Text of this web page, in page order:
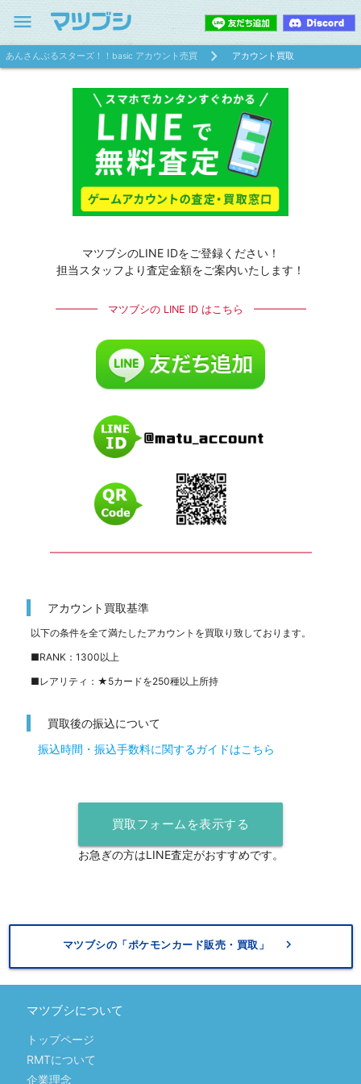
menu
あんさんぶるスターズ！！basic アカウント売買 アカウント買取
マツブシのLINE IDをご登録ください！
担当スタッフより査定金額をご案内いたします！
━━━━ マツブシの LINE ID はこちら ━━━━━
━━━━━━━━━━━━━━━━━━━━━━━━━
アカウント買取基準
以下の条件を全て満たしたアカウントを買取り致しております。
■RANK：1300以上
■レアリティ：★5カードを250種以上所持
買取後の振込について
振込時間・振込手数料に関するガイドはこちら
買取フォームを表示する
お急ぎの方はLINE査定がおすすめです。
マツブシの「ポケモンカード販売・買取」 keyboard_arrow_right
マツブシについて
トップページ
RMTについて
企業理念